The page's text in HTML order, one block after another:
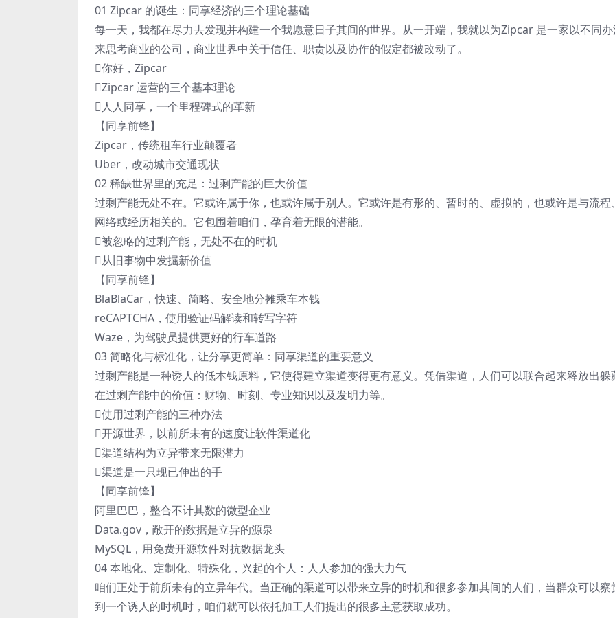
01 Zipcar 的诞生：同享经济的三个理论基础
每一天，我都在尽力去发现并构建一个我愿意日子其间的世界。从一开端，我就以为Zipcar 是一家以不同
来思考商业的公司，商业世界中关于信任、职责以及协作的假定都被改动了。
你好，Zipcar
Zipcar 运营的三个基本理论
人人同享，一个里程碑式的革新
【同享前锋】
Zipcar，传统租车行业颠覆者
Uber，改动城市交通现状
02 稀缺世界里的充足：过剩产能的巨大价值
过剩产能无处不在。它或许属于你，也或许属于别人。它或许是有形的、暂时的、虚拟的，也或许是与流程
网络或经历相关的。它包围着咱们，孕育着无限的潜能。
被忽略的过剩产能，无处不在的时机
从旧事物中发掘新价值
【同享前锋】
BlaBlaCar，快速、简略、安全地分摊乘车本钱
reCAPTCHA，使用验证码解读和转写字符
Waze，为驾驶员提供更好的行车道路
03 简略化与标准化，让分享更简单：同享渠道的重要意义
过剩产能是一种诱人的低本钱原料，它使得建立渠道变得更有意义。凭借渠道，人们可以联合起来释放出躲
在过剩产能中的价值：财物、时刻、专业知识以及发明力等。
使用过剩产能的三种办法
开源世界，以前所未有的速度让软件渠道化
渠道结构为立异带来无限潜力
渠道是一只现已伸出的手
【同享前锋】
阿里巴巴，整合不计其数的微型企业
Data.gov，敞开的数据是立异的源泉
MySQL，用免费开源软件对抗数据龙头
04 本地化、定制化、特殊化，兴起的个人：人人参加的强大力气
咱们正处于前所未有的立异年代。当正确的渠道可以带来立异的时机和很多参加其间的人们，当群众可以察
到一个诱人的时机时，咱们就可以依托加工人们提出的很多主意获取成功。